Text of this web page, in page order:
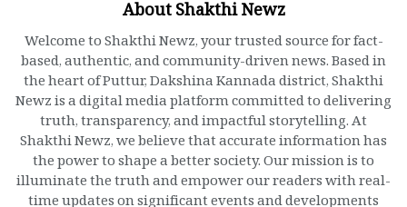
About Shakthi Newz
Welcome to Shakthi Newz, your trusted source for fact-
based, authentic, and community-driven news. Based in
the heart of Puttur, Dakshina Kannada district, Shakthi
Newz is a digital media platform committed to delivering
truth, transparency, and impactful storytelling. At
Shakthi Newz, we believe that accurate information has
the power to shape a better society. Our mission is to
illuminate the truth and empower our readers with real-